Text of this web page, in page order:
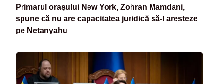
Primarul oraşului New York, Zohran Mamdani,
spune că nu are capacitatea juridică să-l aresteze
pe Netanyahu